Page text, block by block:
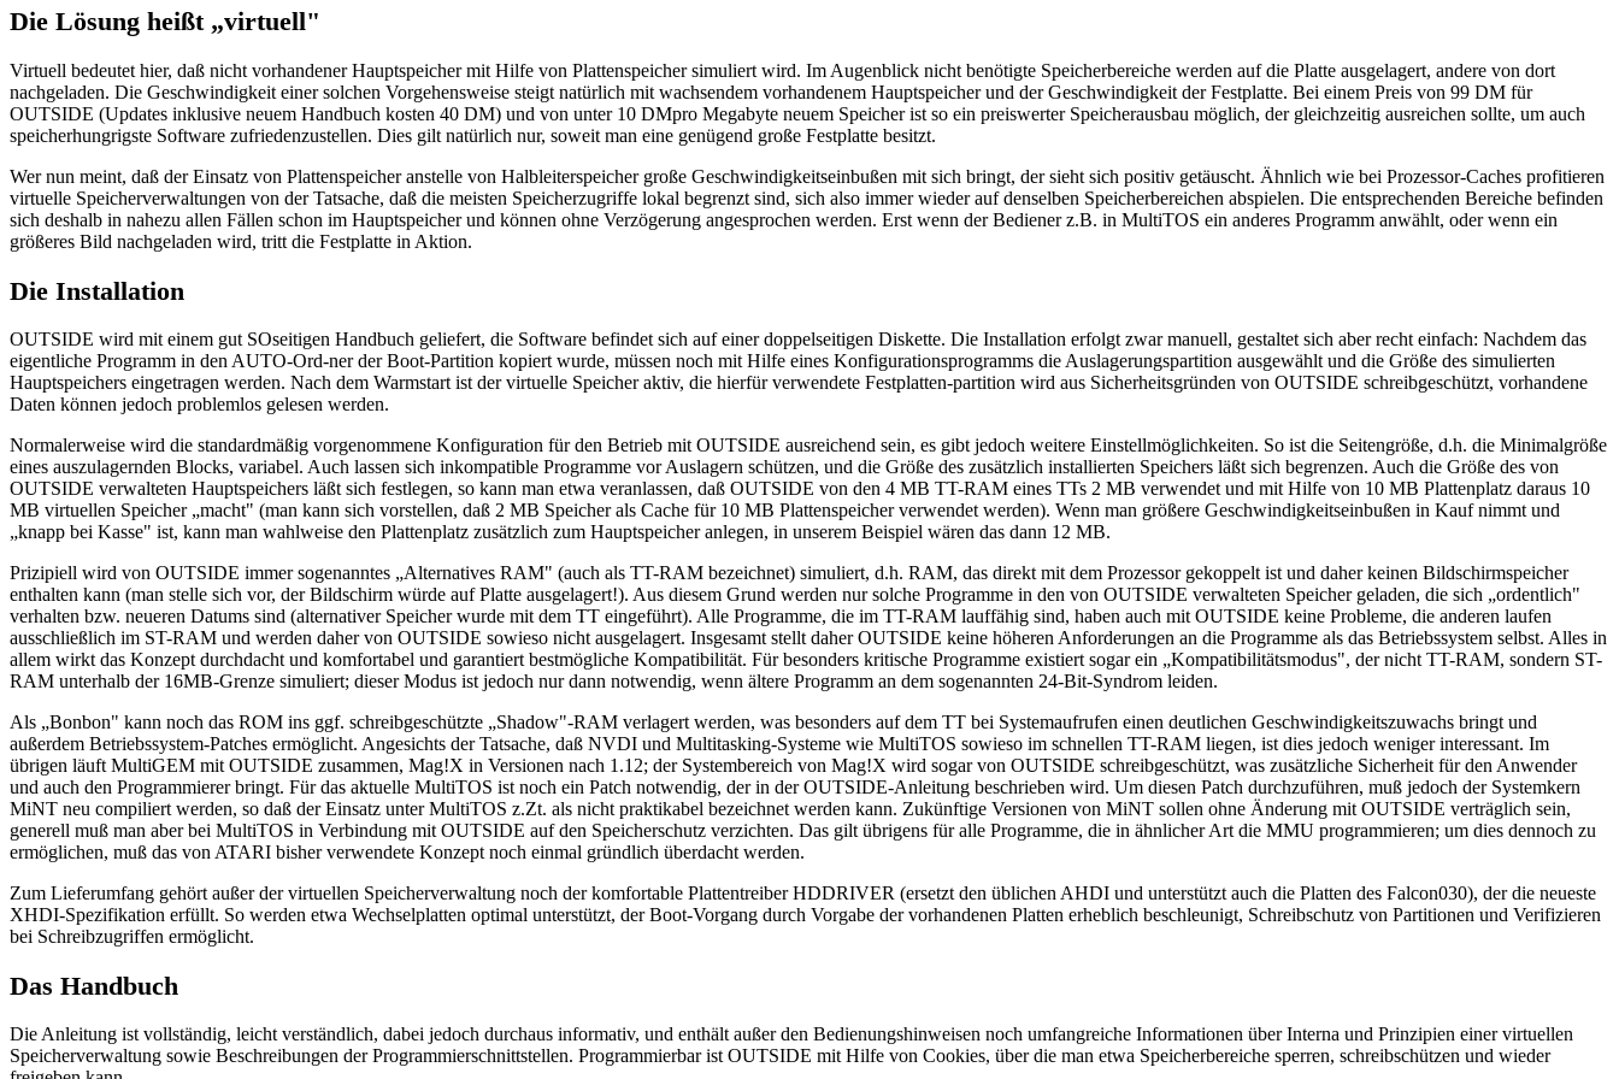
Die Lösung heißt „virtuell"
Virtuell bedeutet hier, daß nicht vorhandener Hauptspeicher mit Hilfe von Plattenspeicher simuliert wird. Im Augenblick nicht benötigte Speicherbereiche werden auf die Platte ausgelagert, andere von dort
nachgeladen. Die Geschwindigkeit einer solchen Vorgehensweise steigt natürlich mit wachsendem vorhandenem Hauptspeicher und der Geschwindigkeit der Festplatte. Bei einem Preis von 99 DM für
OUTSIDE (Updates inklusive neuem Handbuch kosten 40 DM) und von unter 10 DMpro Megabyte neuem Speicher ist so ein preiswerter Speicherausbau möglich, der gleichzeitig ausreichen sollte, um auch
speicherhungrigste Software zufriedenzustellen. Dies gilt natürlich nur, soweit man eine genügend große Festplatte besitzt.
Wer nun meint, daß der Einsatz von Plattenspeicher anstelle von Halbleiterspeicher große Geschwindigkeitseinbußen mit sich bringt, der sieht sich positiv getäuscht. Ähnlich wie bei Prozessor-Caches profitieren
virtuelle Speicherverwaltungen von der Tatsache, daß die meisten Speicherzugriffe lokal begrenzt sind, sich also immer wieder auf denselben Speicherbereichen abspielen. Die entsprechenden Bereiche befinden
sich deshalb in nahezu allen Fällen schon im Hauptspeicher und können ohne Verzögerung angesprochen werden. Erst wenn der Bediener z.B. in MultiTOS ein anderes Programm anwählt, oder wenn ein
größeres Bild nachgeladen wird, tritt die Festplatte in Aktion.
Die Installation
OUTSIDE wird mit einem gut SOseitigen Handbuch geliefert, die Software befindet sich auf einer doppelseitigen Diskette. Die Installation erfolgt zwar manuell, gestaltet sich aber recht einfach: Nachdem das
eigentliche Programm in den AUTO-Ord-ner der Boot-Partition kopiert wurde, müssen noch mit Hilfe eines Konfigurationsprogramms die Auslagerungspartition ausgewählt und die Größe des simulierten
Hauptspeichers eingetragen werden. Nach dem Warmstart ist der virtuelle Speicher aktiv, die hierfür verwendete Festplatten-partition wird aus Sicherheitsgründen von OUTSIDE schreibgeschützt, vorhandene
Daten können jedoch problemlos gelesen werden.
Normalerweise wird die standardmäßig vorgenommene Konfiguration für den Betrieb mit OUTSIDE ausreichend sein, es gibt jedoch weitere Einstellmöglichkeiten. So ist die Seitengröße, d.h. die Minimalgröße
eines auszulagernden Blocks, variabel. Auch lassen sich inkompatible Programme vor Auslagern schützen, und die Größe des zusätzlich installierten Speichers läßt sich begrenzen. Auch die Größe des von
OUTSIDE verwalteten Hauptspeichers läßt sich festlegen, so kann man etwa veranlassen, daß OUTSIDE von den 4 MB TT-RAM eines TTs 2 MB verwendet und mit Hilfe von 10 MB Plattenplatz daraus 10
MB virtuellen Speicher „macht" (man kann sich vorstellen, daß 2 MB Speicher als Cache für 10 MB Plattenspeicher verwendet werden). Wenn man größere Geschwindigkeitseinbußen in Kauf nimmt und
„knapp bei Kasse" ist, kann man wahlweise den Plattenplatz zusätzlich zum Hauptspeicher anlegen, in unserem Beispiel wären das dann 12 MB.
Prizipiell wird von OUTSIDE immer sogenanntes „Alternatives RAM" (auch als TT-RAM bezeichnet) simuliert, d.h. RAM, das direkt mit dem Prozessor gekoppelt ist und daher keinen Bildschirmspeicher
enthalten kann (man stelle sich vor, der Bildschirm würde auf Platte ausgelagert!). Aus diesem Grund werden nur solche Programme in den von OUTSIDE verwalteten Speicher geladen, die sich „ordentlich"
verhalten bzw. neueren Datums sind (alternativer Speicher wurde mit dem TT eingeführt). Alle Programme, die im TT-RAM lauffähig sind, haben auch mit OUTSIDE keine Probleme, die anderen laufen
ausschließlich im ST-RAM und werden daher von OUTSIDE sowieso nicht ausgelagert. Insgesamt stellt daher OUTSIDE keine höheren Anforderungen an die Programme als das Betriebssystem selbst. Alles in
allem wirkt das Konzept durchdacht und komfortabel und garantiert bestmögliche Kompatibilität. Für besonders kritische Programme existiert sogar ein „Kompatibilitätsmodus", der nicht TT-RAM, sondern ST-
RAM unterhalb der 16MB-Grenze simuliert; dieser Modus ist jedoch nur dann notwendig, wenn ältere Programm an dem sogenannten 24-Bit-Syndrom leiden.
Als „Bonbon" kann noch das ROM ins ggf. schreibgeschützte „Shadow"-RAM verlagert werden, was besonders auf dem TT bei Systemaufrufen einen deutlichen Geschwindigkeitszuwachs bringt und
außerdem Betriebssystem-Patches ermöglicht. Angesichts der Tatsache, daß NVDI und Multitasking-Systeme wie MultiTOS sowieso im schnellen TT-RAM liegen, ist dies jedoch weniger interessant. Im
übrigen läuft MultiGEM mit OUTSIDE zusammen, Mag!X in Versionen nach 1.12; der Systembereich von Mag!X wird sogar von OUTSIDE schreibgeschützt, was zusätzliche Sicherheit für den Anwender
und auch den Programmierer bringt. Für das aktuelle MultiTOS ist noch ein Patch notwendig, der in der OUTSIDE-Anleitung beschrieben wird. Um diesen Patch durchzuführen, muß jedoch der Systemkern
MiNT neu compiliert werden, so daß der Einsatz unter MultiTOS z.Zt. als nicht praktikabel bezeichnet werden kann. Zukünftige Versionen von MiNT sollen ohne Änderung mit OUTSIDE verträglich sein,
generell muß man aber bei MultiTOS in Verbindung mit OUTSIDE auf den Speicherschutz verzichten. Das gilt übrigens für alle Programme, die in ähnlicher Art die MMU programmieren; um dies dennoch zu
ermöglichen, muß das von ATARI bisher verwendete Konzept noch einmal gründlich überdacht werden.
Zum Lieferumfang gehört außer der virtuellen Speicherverwaltung noch der komfortable Plattentreiber HDDRIVER (ersetzt den üblichen AHDI und unterstützt auch die Platten des Falcon030), der die neueste
XHDI-Spezifikation erfüllt. So werden etwa Wechselplatten optimal unterstützt, der Boot-Vorgang durch Vorgabe der vorhandenen Platten erheblich beschleunigt, Schreibschutz von Partitionen und Verifizieren
bei Schreibzugriffen ermöglicht.
Das Handbuch
Die Anleitung ist vollständig, leicht verständlich, dabei jedoch durchaus informativ, und enthält außer den Bedienungshinweisen noch umfangreiche Informationen über Interna und Prinzipien einer virtuellen
Speicherverwaltung sowie Beschreibungen der Programmierschnittstellen. Programmierbar ist OUTSIDE mit Hilfe von Cookies, über die man etwa Speicherbereiche sperren, schreibschützen und wieder